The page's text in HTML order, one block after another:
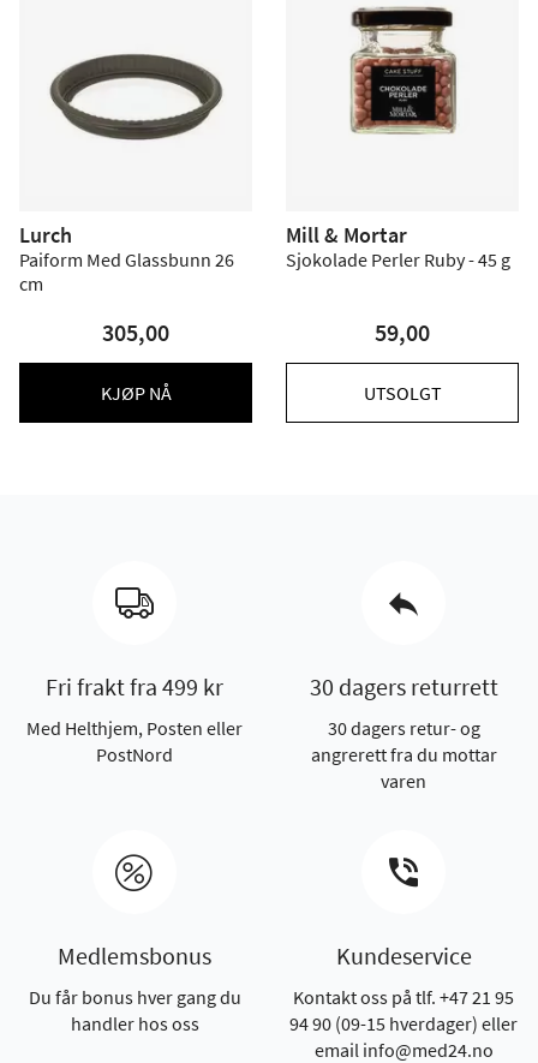
Lurch
Paiform Med Glassbunn 26
cm
305,00
KJØP NÅ
Mill & Mortar
Sjokolade Perler Ruby - 45 g
59,00
UTSOLGT
Fri frakt fra 499 kr
Med Helthjem, Posten eller
PostNord
30 dagers returrett
30 dagers retur- og
angrerett fra du mottar
varen
Medlemsbonus
Du får bonus hver gang du
handler hos oss
Kundeservice
Kontakt oss på tlf. +47 21 95
94 90 (09-15 hverdager) eller
email info@med24.no